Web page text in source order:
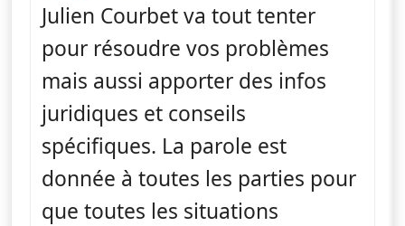
Julien Courbet va tout tenter
pour résoudre vos problèmes
mais aussi apporter des infos
juridiques et conseils
spécifiques. La parole est
donnée à toutes les parties pour
que toutes les situations